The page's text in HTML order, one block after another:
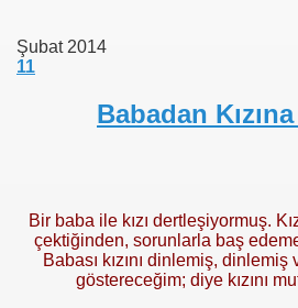
Şubat 2014
11
Babadan
Bir baba ile kızı dertleşiyormuş.
çektiğinden, sorunlarla baş
Babası kızını dinlemiş,
göstereceğim; diye kızını